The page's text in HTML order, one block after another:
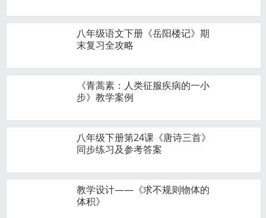
八年级语文下册《岳阳楼记》期
末复习全攻略
《青蒿素：人类征服疾病的一小
步》教学案例
八年级下册第24课《唐诗三首》
同步练习及参考答案
教学设计——《求不规则物体的
体积》